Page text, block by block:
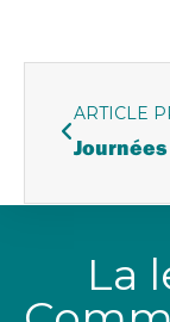
ARTICLE
La